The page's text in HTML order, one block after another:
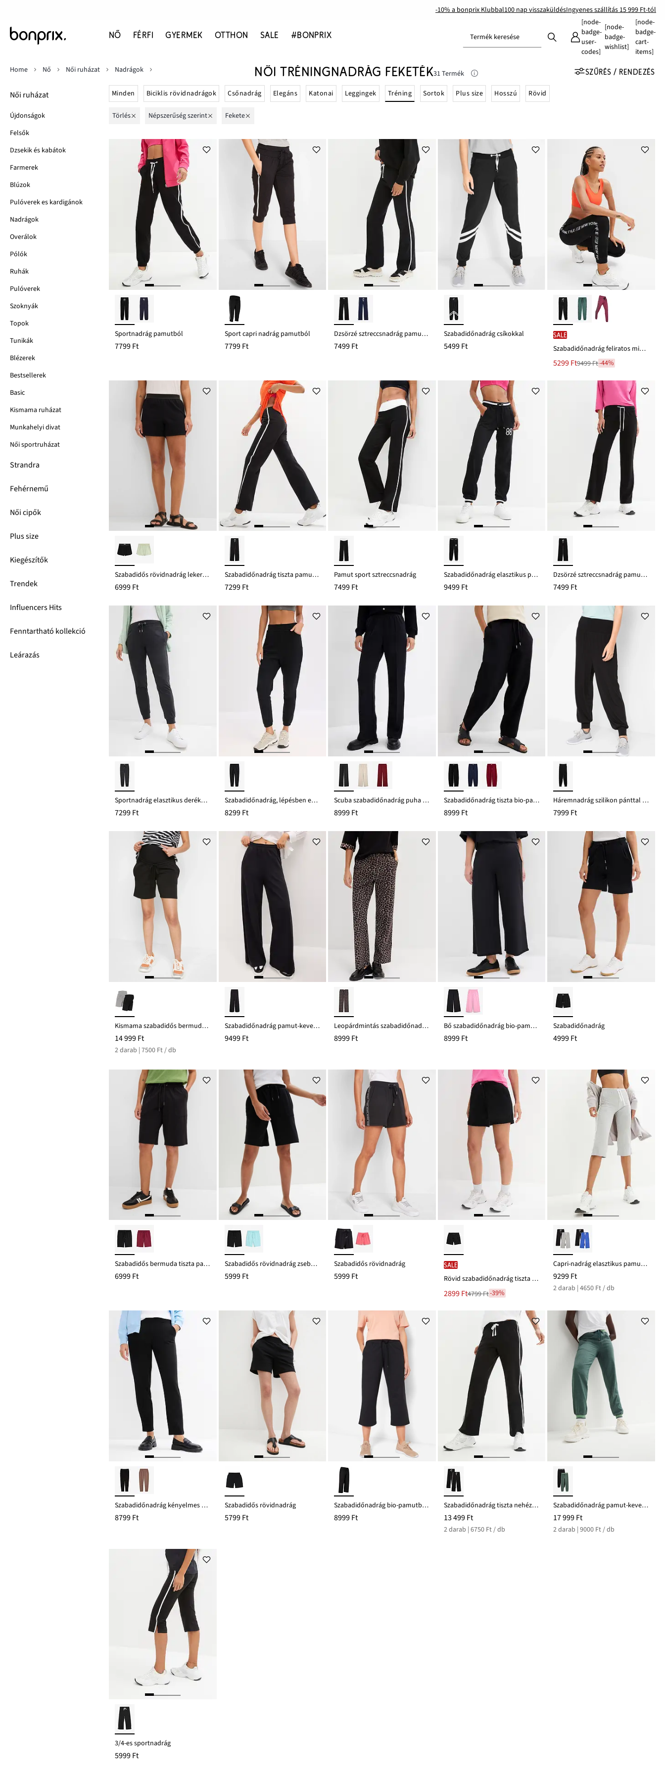
-10% a bonprix Klubbal100 nap visszaküldésIngyenes szállítás 15 999 Ft-tól
NŐ FÉRFI GYERMEK OTTHON SALE #BONPRIX Termék keresése
[node-
badge-
user-
codes]
[node-
badge-
wishlist]
[node-
badge-
cart-
items]
Női ruházat
Újdonságok
Felsők
Dzsekik és kabátok
Farmerek
Blúzok
Pulóverek es kardigánok
Nadrágok
Overálok
Pólók
Ruhák
Pulóverek
Szoknyák
Topok
Tunikák
Blézerek
Bestsellerek
Basic
Kismama ruházat
Munkahelyi divat
Női sportruházat
Strandra
Fehérnemű
Női cipők
Plus size
Kiegészítők
Trendek
Influencers Hits
Fenntartható kollekció
Leárazás
Home Nő Női ruházat Nadrágok NŐI TRÉNINGNADRÁG FEKETÉK31 Termék SZŰRÉS / RENDEZÉS
Minden Biciklis rövidnadrágok Csőnadrág Elegáns Katonai Leggingek Tréning Sortok Plus size Hosszú Rövid
Törlés népszerűség szerint fekete
Sportnadrág pamutból
7799 Ft
Sport capri nadrág pamutból
7799 Ft
Dzsörzé sztreccsnadrág pamutból
7499 Ft
Szabadidőnadrág csíkokkal
5499 Ft
SALE
Szabadidőnadrág feliratos mintával
Új
5299 Ft
Leárazva9499 Ft-44%
Szabadidős rövidnadrág lekerekített szegéllyel
6999 Ft
Szabadidőnadrág tiszta pamutból
7299 Ft
Pamut sport sztreccsnadrág
7499 Ft
Szabadidőnadrág elasztikus pamut keverékkel
9499 Ft
Dzsörzé sztreccsnadrág pamutból
7499 Ft
Sportnadrág elasztikus derékpánttal
7299 Ft
Szabadidőnadrág, lépésben extra mélyre szabott kidolgozásban és tiszta bio-pamutból
8299 Ft
Scuba szabadidőnadrág puha viszkóz keverékből
8999 Ft
Szabadidőnadrág tiszta bio-pamutból
8999 Ft
Háremnadrág szilikon pánttal a derékpántján
7999 Ft
Kismama szabadidős bermuda (2 db-os csomag)
14 999 Ft
2 darab | 7500 Ft / db
Szabadidőnadrág pamut-keverékből
9499 Ft
Leopárdmintás szabadidőnadrág pamut-keverékből
8999 Ft
Bő szabadidőnadrág bio-pamutból, 7/8-os hosszban
8999 Ft
Szabadidőnadrág
4999 Ft
Szabadidős bermuda tiszta pamutból
6999 Ft
Szabadidős rövidnadrág zsebekkel
5999 Ft
Szabadidős rövidnadrág
5999 Ft
SALE
Rövid szabadidőnadrág tiszta pamutól
Új
2899 Ft
Leárazva4799 Ft-39%
Capri-nadrág elasztikus pamutból (2 db-os csomag)
9299 Ft
2 darab | 4650 Ft / db
Szabadidőnadrág kényelmes derékpánttal
8799 Ft
Szabadidős rövidnadrág
5799 Ft
Szabadidőnadrág bio-pamutból, 3/4-es hosszban
8999 Ft
Szabadidőnadrág tiszta nehéz pamutból (2 db-os csomag)
13 499 Ft
2 darab | 6750 Ft / db
Szabadidőnadrág pamut-keverékből (2 db-os csomag)
17 999 Ft
2 darab | 9000 Ft / db
3/4-es sportnadrág
5999 Ft